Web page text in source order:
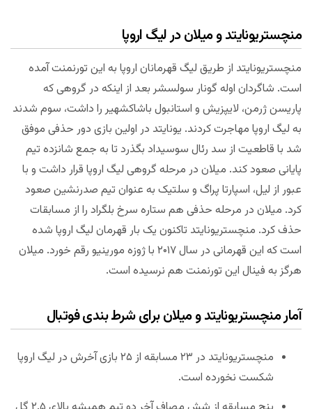
منچستریونایتد و میلان در لیگ اروپا
منچستریونایتد از طریق لیگ قهرمانان اروپا به این تورنمنت آمده
است. شاگردان اوله گونار سولسشر بعد از اینکه در گروهی که
پاریسن ژرمن، لایپزیش و استانبول باشاکشهیر را داشت، سوم شدند
به لیگ اروپا مهاجرت کردند. یونایتد در اولین بازی دور حذفی موفق
شد با قاطعیت از سد رئال سوسیداد بگذرد تا به جمع شانزده تیم
پایانی صعود کند. میلان در مرحله گروهی لیگ اروپا قرار داشت و با
عبور از لیل، اسپارتا پراگ و سلتیک به عنوان تیم صدرنشین صعود
کرد. میلان در مرحله حذفی هم ستاره سرخ بلگراد را از مسابقات
حذف کرد. منچستریونایتد تاکنون یک بار قهرمان لیگ اروپا شده
است که این قهرمانی در سال ۲۰۱۷ با ژوزه مورینیو رقم خورد. میلان
هرگز به فینال این تورنمنت هم نرسیده است.
آمار منچستریونایتد و میلان برای شرط بندی فوتبال
منچستریونایتد در ۲۳ مسابقه از ۲۵ بازی آخرش در لیگ اروپا
شکست نخورده است.